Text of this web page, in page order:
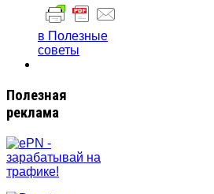
в Полезные
советы
Полезная
реклама